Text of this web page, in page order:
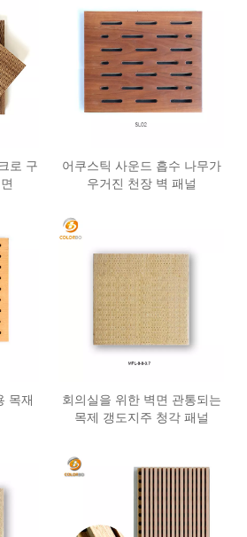
로 구
어쿠스틱 사운드 흡수 나무가
우거진 천장 벽 패널
목재
회의실을 위한 벽면 관통되는
목제 갱도지주 청각 패널